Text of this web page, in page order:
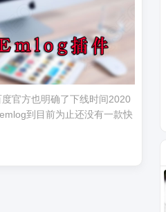
官方也明确了下线时间2020
到目前为止还没有一款快